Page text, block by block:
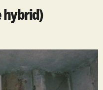
hybrid)